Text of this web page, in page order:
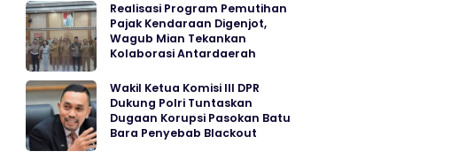
Realisasi Program Pemutihan
Pajak Kendaraan Digenjot,
Wagub Mian Tekankan
Kolaborasi Antardaerah
Wakil Ketua Komisi III DPR
Dukung Polri Tuntaskan
Dugaan Korupsi Pasokan Batu
Bara Penyebab Blackout